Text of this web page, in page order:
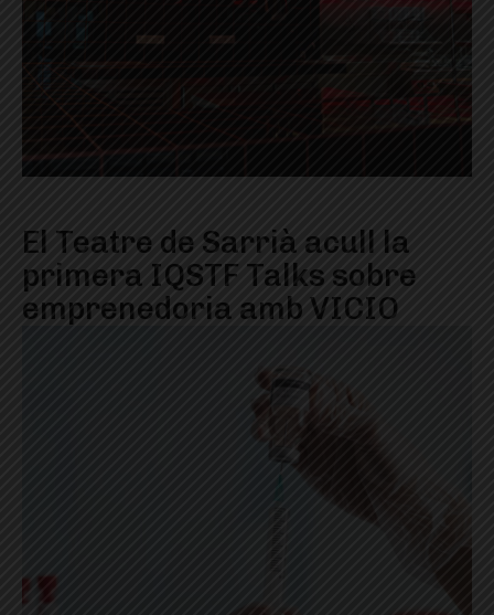
El Teatre de Sarrià acull la
primera IQSTF Talks sobre
emprenedoria amb VICIO